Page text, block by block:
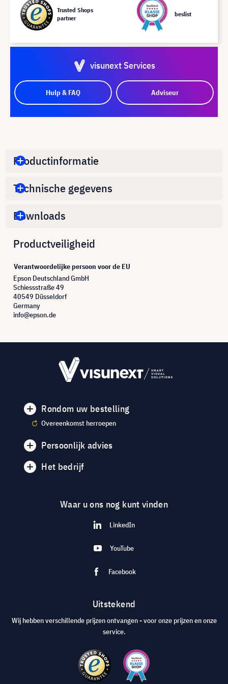
Trusted Shops
partner
beslist
visunext Services
Hulp & FAQ Adviseur
Productinformatie
Technische gegevens
Downloads
Productveiligheid
Verantwoordelijke persoon voor de EU
Epson Deutschland GmbH
Schiessstraße 49
40549 Düsseldorf
Germany
info@epson.de
Rondom uw bestelling
Overeenkomst herroepen
Persoonlijk advies
Het bedrijf
Waar u ons nog kunt vinden
LinkedIn
YouTube
Facebook
Uitstekend
Wij hebben verschillende prijzen ontvangen - voor onze prijzen en onze
service.